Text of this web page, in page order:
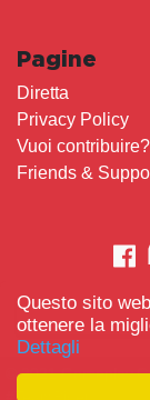
Questo sito
ottenere la
Dettagli
Pagine
Diretta
Privacy Policy
Vuoi contribuire?
Friends &
© 2021